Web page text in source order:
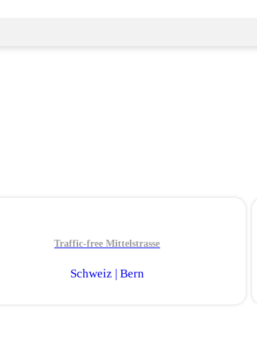
Traffic-free Mittelstrasse
Schweiz | Bern